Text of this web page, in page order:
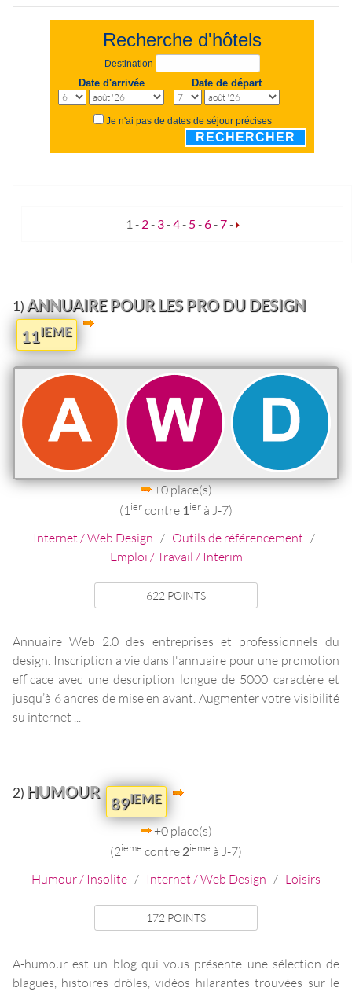
Recherche d'hôtels
Destination
Date d'arrivée Date de départ
Je n'ai pas de dates de séjour précises
RECHERCHER
1 - 2- 3-4- 5-6-7-
1) ANNUAIRE POUR LES PRO DU DESIGN
11IEME
+0 place(s)
(1 iercontre 1ier à J-7)
Internet / Web Design / Outils de référencement /
Emploi / Travail / Interim
622 POINTS
Annuaire Web 2.0 des entreprises et professionnels du
design. Inscription a vie dans l'annuaire pour une promotion
efficace avec une description longue de 5000 caractère et
jusqu’à 6 ancres de mise en avant. Augmenter votre visibilité
su internet ...
2) HUMOUR
89IEME
+0 place(s)
(2ieme contre 2ieme à J-7)
Humour / Insolite / Internet / Web Design / Loisirs
172 POINTS
A-humour est un blog qui vous présente une sélection de
blagues, histoires drôles, vidéos hilarantes trouvées sur le